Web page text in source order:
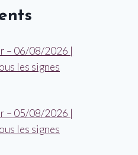
– 06/08/2026 |
les signes
– 05/08/2026 |
les signes